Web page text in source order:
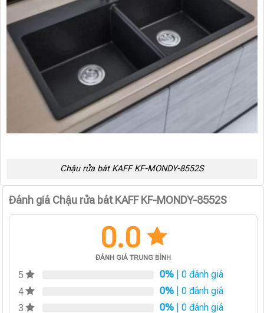
Chậu rửa bát KAFF KF-MONDY-8552S
Đánh giá Chậu rửa bát KAFF KF-MONDY-8552S
0.0
ĐÁNH GIÁ TRUNG BÌNH
5 0% | 0 đánh giá
4
0% | 0 đánh giá
3
0% | 0 đánh giá